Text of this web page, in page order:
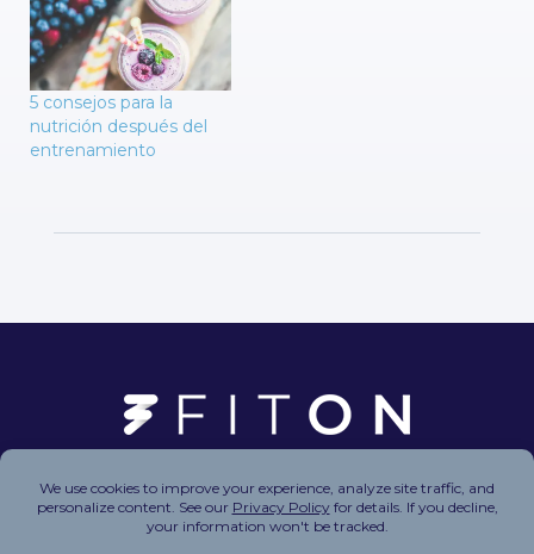
5 consejos para la
nutrición después del
entrenamiento